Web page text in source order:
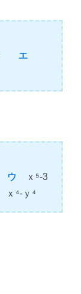
エ
ウ ｘ⁵-3
ｘ⁴-ｙ⁴